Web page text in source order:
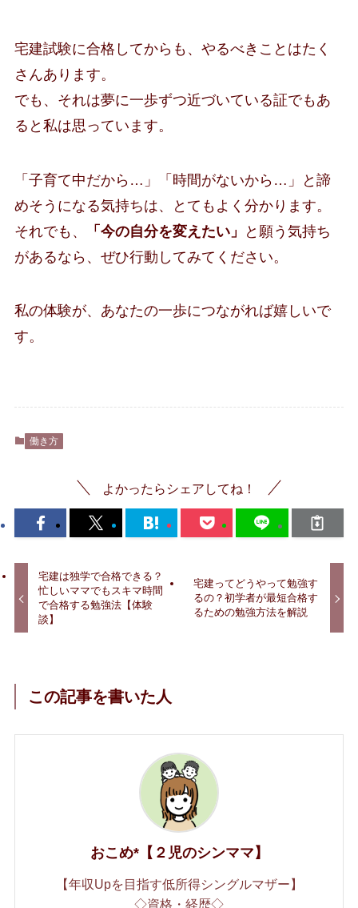
宅建試験に合格してからも、やるべきことはたく
さんあります。
でも、それは夢に一歩ずつ近づいている証でもあ
ると私は思っています。
「子育て中だから…」「時間がないから…」と諦
めそうになる気持ちは、とてもよく分かります。
それでも、
「今の自分を変えたい」
と願う気持ち
があるなら、ぜひ行動してみてください。
私の体験が、あなたの一歩につながれば嬉しいで
す。
働き方
よかったらシェアしてね！
宅建は独学で合格できる？
忙しいママでもスキマ時間
で合格する勉強法【体験
談】
宅建ってどうやって勉強す
るの？初学者が最短合格す
るための勉強方法を解説
この記事を書いた人
おこめ*【２児のシンママ】
【年収Upを目指す低所得シングルマザー】
◇資格・経歴◇